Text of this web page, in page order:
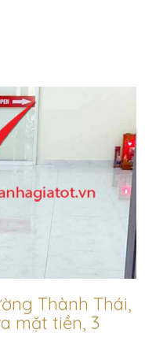
Thành Thái,
mặt tiền, 3